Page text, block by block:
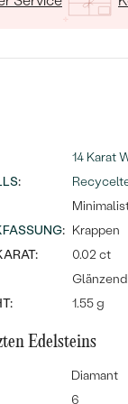
ANSCHAUEN
LAB GROWN
14 Karat
:
: Krappen
0.02 ct
Glänzend
1.55 g
Edelsteins
Diamant
6